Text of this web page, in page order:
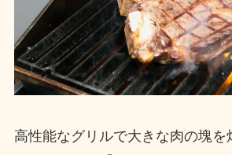
高性能なグリルで大きな肉の塊を